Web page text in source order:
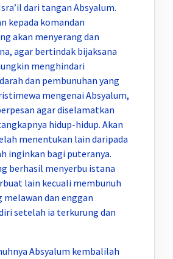
dari tangan Absyalum.
kepada komandan
akan menyerang dan
agar bertindak bijaksana
menghindari
dan pembunuhan yang
mengenai Absyalum,
agar diselamatkan
hidup-hidup. Akan
menentukan lain daripada
inginkan bagi puteranya.
berhasil menyerbu istana
lain kecuali membunuh
melawan dan enggan
setelah ia terkurung dan
Absyalum kembalilah